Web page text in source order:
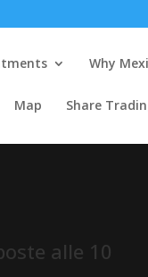
Why
Map Share
alle 10